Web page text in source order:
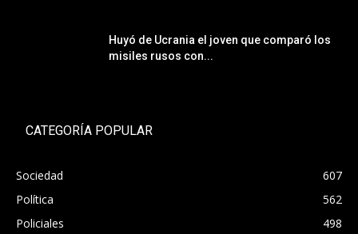
Huyó de Ucrania el joven que comparó los
misiles rusos con...
CATEGORÍA POPULAR
Sociedad
607
Política
562
Policiales
498